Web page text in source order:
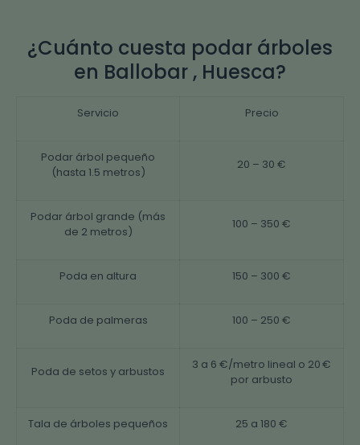
¿Cuánto cuesta podar árboles
en Ballobar , Huesca?
Servicio Precio
Podar árbol pequeño
(hasta 1.5 metros)
20 – 30 €
Podar árbol grande (más
de 2 metros)
100 – 350 €
Poda en altura 150 – 300 €
Poda de palmeras 100 – 250 €
Poda de setos y arbustos
3 a 6 €/metro lineal o 20 €
por arbusto
Tala de árboles pequeños 25 a 180 €